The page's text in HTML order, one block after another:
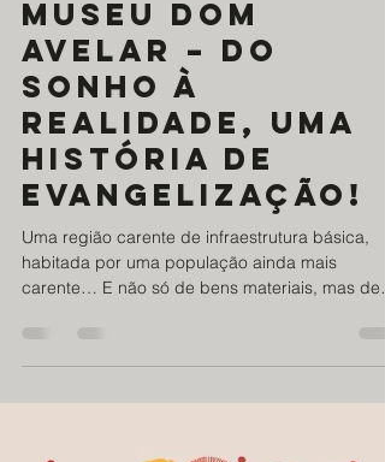
ABMTHS
2 min de leitura
Museu Dom
Avelar – Do
sonho à
história de
evangelização!